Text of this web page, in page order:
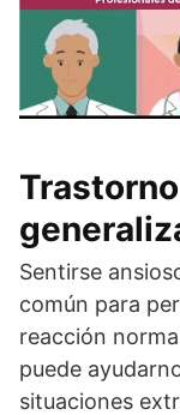
Sentirse
común para
reacción
puede
situaciones